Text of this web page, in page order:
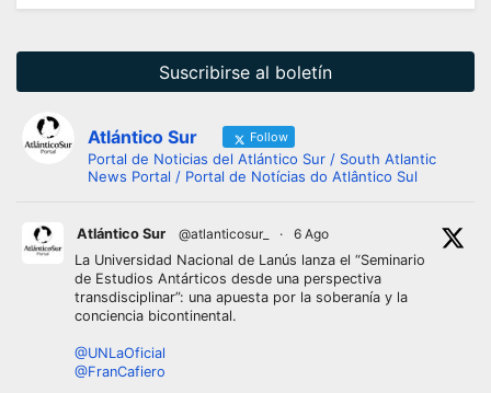
Suscribirse al boletín
Atlántico Sur Follow
Portal de Noticias del Atlántico Sur / South Atlantic
News Portal / Portal de Notícias do Atlântico Sul
Atlántico Sur @atlanticosur_ ·
6 Ago
La Universidad Nacional de Lanús lanza el “Seminario
de Estudios Antárticos desde una perspectiva
transdisciplinar”: una apuesta por la soberanía y la
conciencia bicontinental.
@UNLaOficial
@FranCafiero